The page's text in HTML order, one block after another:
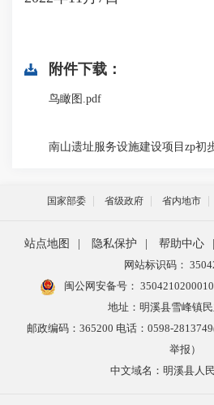
附件下载：
鸟瞰图.pdf
南山遗址服务设施建设项目zp初
国家部委 省级政府 省内地市
站点地图 隐私保护 帮助中心
网站标识码：
闽公网安备号：
地址：明溪县雪峰镇
邮政编码：365200 电话：0598-
举报）
中文域名：明溪县人